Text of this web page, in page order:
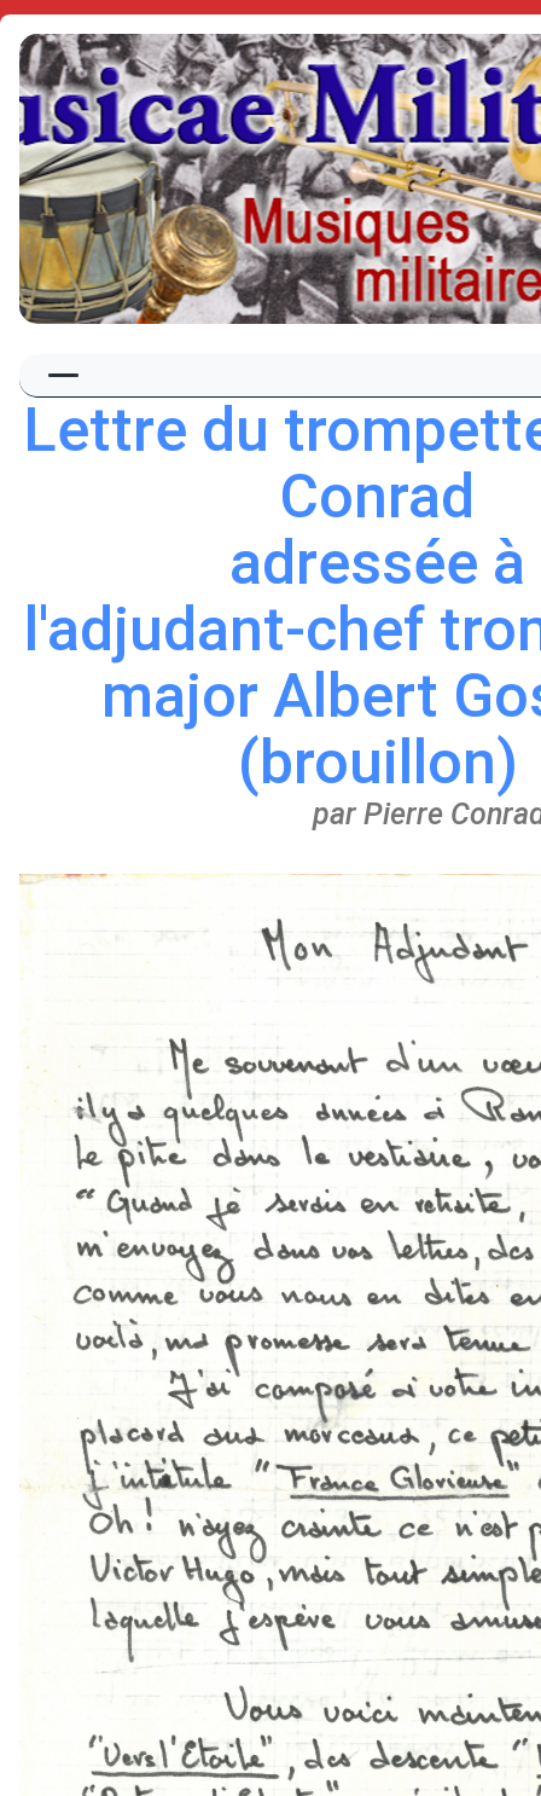
Lettre du
Conrad
adressée à
l'adjudant-chef
major Albert
(brouillon)
par Pierre